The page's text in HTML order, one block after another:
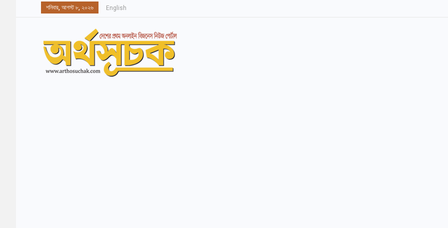
শনিবার, আগস্ট ৮, ২০২৬ English